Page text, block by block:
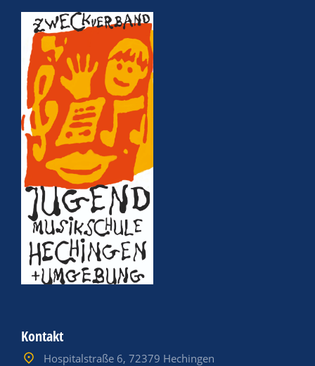
Kontakt
Hospitalstraße 6, 72379 Hechingen